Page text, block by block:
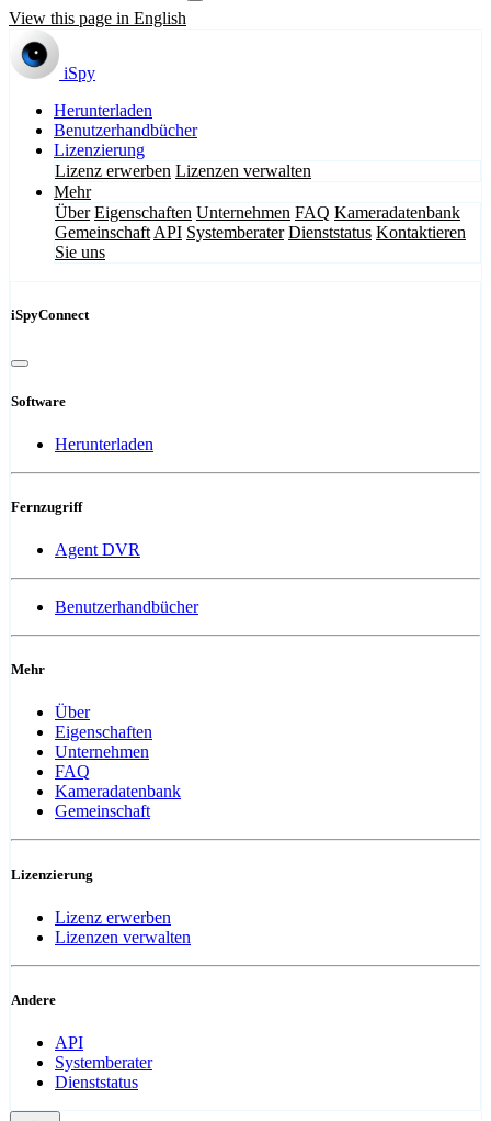
View this page in English
iSpy
Herunterladen
Benutzerhandbücher
Lizenzierung
Lizenz erwerben Lizenzen verwalten
Mehr
Über Eigenschaften Unternehmen FAQ Kameradatenbank
Gemeinschaft API Systemberater Dienststatus Kontaktieren
Sie uns
iSpyConnect
Software
Herunterladen
Fernzugriff
Agent DVR
Benutzerhandbücher
Mehr
Über
Eigenschaften
Unternehmen
FAQ
Kameradatenbank
Gemeinschaft
Lizenzierung
Lizenz erwerben
Lizenzen verwalten
Andere
API
Systemberater
Dienststatus